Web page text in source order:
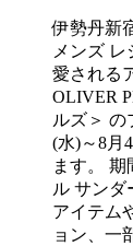
伊勢丹新
メンズ
愛される
OLIVER
ルズ＞ の
(水)～8月
ます。 期
ル サンダ
アイテム
ョン、一